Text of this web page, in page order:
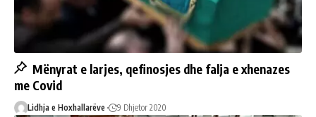
Mënyrat e larjes, qefinosjes dhe falja e xhenazes
me Covid
Lidhja e Hoxhallarëve 9 Dhjetor 2020